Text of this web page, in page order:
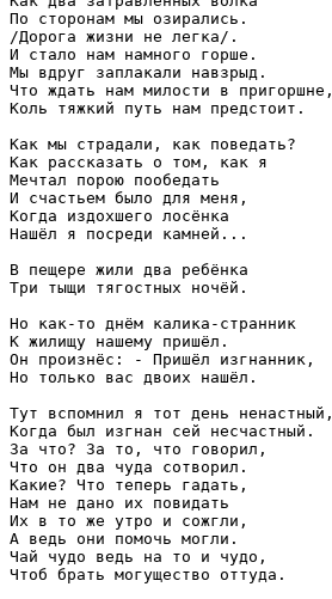
По сторонам мы озирались.
/Дорога жизни не легка/.
И стало нам намного горше.
Мы вдруг заплакали навзрыд.
Что ждать нам милости в пригоршне,
Коль тяжкий путь нам предстоит.
Как мы страдали, как поведать?
Как рассказать о том, как я
Мечтал порою пообедать
И счастьем было для меня,
Когда издохшего лосёнка
Нашёл я посреди камней...
В пещере жили два ребёнка
Три тыщи тягостных ночёй.
Но как-то днём калика-странник
К жилищу нашему пришёл.
Он произнёс: - Пришёл изгнанник,
Но только вас двоих нашёл.
Тут вспомнил я тот день ненастный,
Когда был изгнан сей несчастный.
За что? За то, что говорил,
Что он два чуда сотворил.
Какие? Что теперь гадать,
Нам не дано их повидать
Их в то же утро и сожгли,
А ведь они помочь могли.
Чай чудо ведь на то и чудо,
Чтоб брать могущество оттуда.